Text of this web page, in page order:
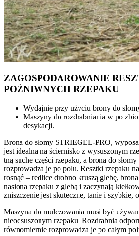
ZAGOSPODAROWANIE
POŻNIWNYCH RZEPAKU
Wydajnie przy użyciu brony do
Maszyny do rozdrabniania w po
desykacji.
Brona do słomy STRIEGEL‑PRO,
jest idealna na ściernisko z wysuszonym
tną suche części rzepaku, a brona do
rozprowadza je po polu. Resztki rzepaku
rosnąć – redlice drobno kruszą glebę,
nasiona rzepaku z glebą i zaczynają
zniszczenie jest skuteczne, tanie i szybkie,
Maszyna do mulczowania musi być
nieodsuszonym rzepaku. Rozdrabnia
równomiernie rozprowadza je po całym